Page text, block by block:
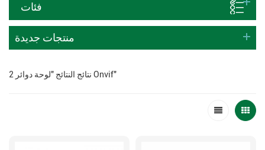
فئات
منتجات جديدة
2 نتائج النتائج "لوحة دوائر Onvif"